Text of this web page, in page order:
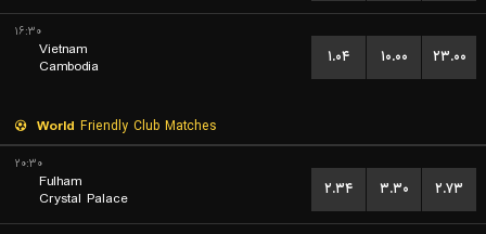
۱۶:۳۰
Vietnam
Cambodia
۱.۰۴ ۱۰.۰۰ ۲۳.۰۰
World Friendly Club Matches
۲۰:۳۰
Fulham
Crystal Palace
۲.۳۴ ۳.۳۰ ۲.۷۳